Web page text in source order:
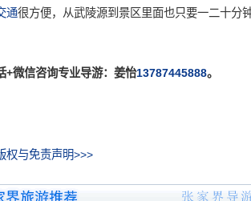
通很方便，从武陵源到景区里面也只要一二十分
信咨询专业导游：姜怡13787445888。
权与免责声明>>>